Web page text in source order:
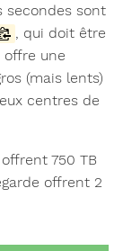
secondes sont
, qui doit être
offre une
(mais lents)
centres de
750 TB
offrent 2